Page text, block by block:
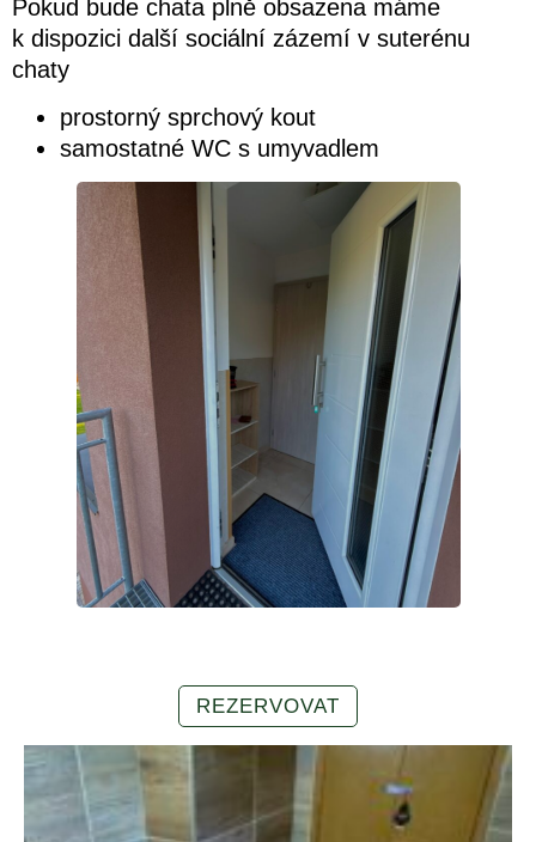
Pokud bude chata plně obsazena máme
k dispozici další sociální zázemí v suterénu
chaty
prostorný sprchový kout
samostatné WC s umyvadlem
REZERVOVAT